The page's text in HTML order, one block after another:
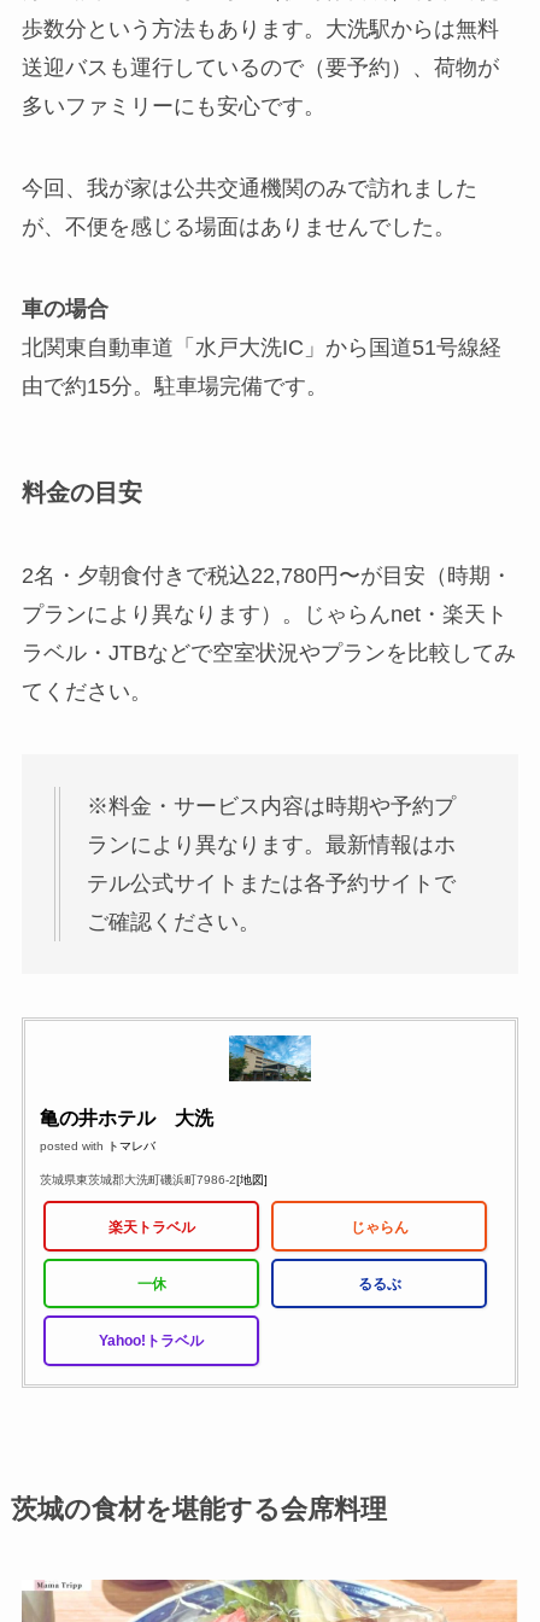
歩数分という方法もあります。大洗駅からは無料
送迎バスも運行しているので（要予約）、荷物が
多いファミリーにも安心です。
今回、我が家は公共交通機関のみで訪れました
が、不便を感じる場面はありませんでした。
車の場合
北関東自動車道「水戸大洗IC」から国道51号線経
由で約15分。駐車場完備です。
料金の目安
2名・夕朝食付きで税込22,780円〜が目安（時期・
プランにより異なります）。じゃらんnet・楽天ト
ラベル・JTBなどで空室状況やプランを比較してみ
てください。
※料金・サービス内容は時期や予約プ
ランにより異なります。最新情報はホ
テル公式サイトまたは各予約サイトで
ご確認ください。
亀の井ホテル 大洗
posted with トマレバ
茨城県東茨城郡大洗町磯浜町7986-2[地図]
楽天トラベル じゃらん
一休 るるぶ
Yahoo!トラベル
茨城の食材を堪能する会席料理